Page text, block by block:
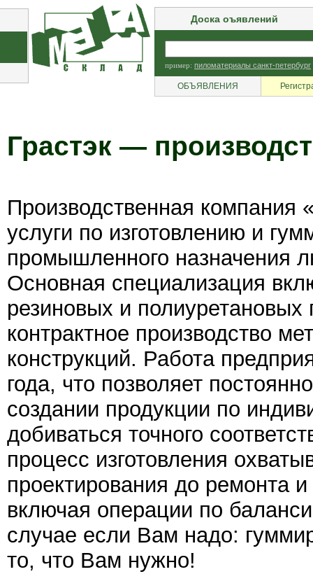
Доска оъявлений
пример: пиломатериалы санкт-петербург
ОБЪЯВЛЕНИЯ
Грастэк —
Производственная компания
услуги по изготовлению и
промышленного назначения
Основная специализация
резиновых и
контрактное производство
конструкций. Работа
года, что позволяет
создании продукции по
добиваться точного
процесс изготовления
проектирования до ремонта
включая операции по
случае если Вам надо:
то, что Вам нужно!